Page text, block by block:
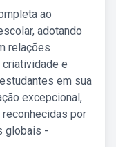
ao
adotando
relações
e
em sua
excepcional,
por
globais -